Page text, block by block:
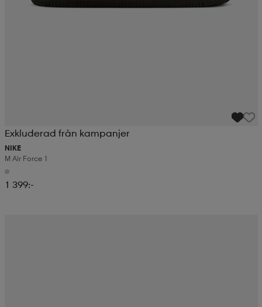
Exkluderad från kampanjer
NIKE
M Air Force 1
1 399:-